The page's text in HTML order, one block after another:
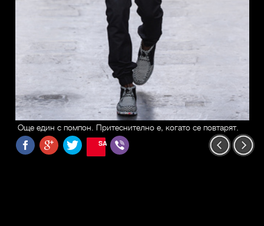
Още един с помпон. Притеснително е, когато се повтарят.
SAVE